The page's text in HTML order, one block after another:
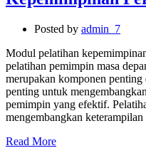
Posted by admin_7
Modul pelatihan
pelatihan pemimpin masa
merupakan komponen penting
penting untuk
pemimpin yang efektif.
mengembangkan
Read More